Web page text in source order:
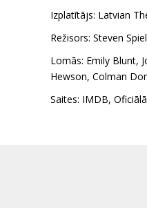
Izplatītājs: Latvian
Režisors: Steven
Lomās: Emily Blunt,
Hewson, Colman
Saites: IMDB,